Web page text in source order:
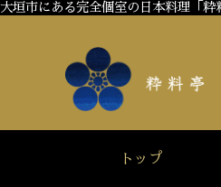
大垣市にある完全個室の日本料理「
トップ